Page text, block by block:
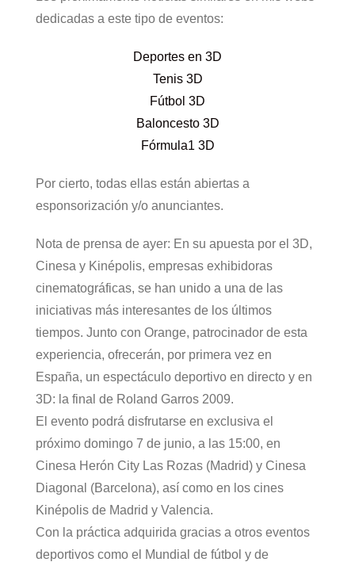
dedicadas a este tipo de eventos:
Deportes en 3D
Tenis 3D
Fútbol 3D
Baloncesto 3D
Fórmula1 3D
Por cierto, todas ellas están abiertas a
esponsorización y/o anunciantes.
Nota de prensa de ayer: En su apuesta por el 3D,
Cinesa y Kinépolis, empresas exhibidoras
cinematográficas, se han unido a una de las
iniciativas más interesantes de los últimos
tiempos. Junto con Orange, patrocinador de esta
experiencia, ofrecerán, por primera vez en
España, un espectáculo deportivo en directo y en
3D: la final de Roland Garros 2009.
El evento podrá disfrutarse en exclusiva el
próximo domingo 7 de junio, a las 15:00, en
Cinesa Herón City Las Rozas (Madrid) y Cinesa
Diagonal (Barcelona), así como en los cines
Kinépolis de Madrid y Valencia.
Con la práctica adquirida gracias a otros eventos
deportivos como el Mundial de fútbol y de